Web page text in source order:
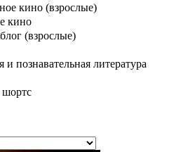
кино (взрослые)
кино
(взрослые)
и познавательная литература